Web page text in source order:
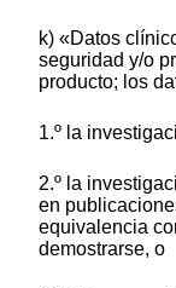
k) «Datos
seguridad y/o
producto; los
1.º la
2.º la
en
equivalencia
demostrarse, o